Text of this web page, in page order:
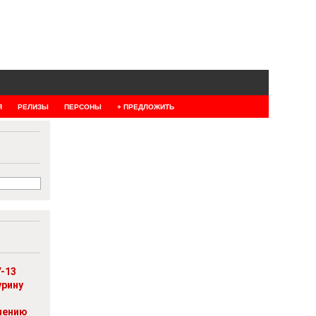
РЕЛИЗЫ ПЕРСОНЫ + ПРЕДЛОЖИТЬ
13